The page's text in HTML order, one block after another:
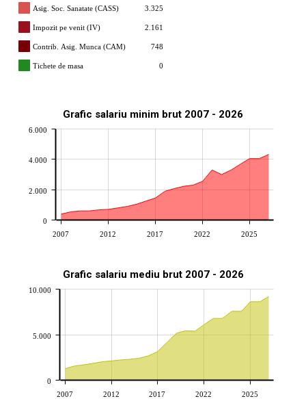
Asig. Soc. Sanatate (CASS) 3.325
Impozit pe venit (IV) 2.161
Contrib. Asig. Munca (CAM) 748
Tichete de masa 0
Grafic salariu minim brut 2007 - 2026
2007 2012 2017 2022 2025
0
2.000
4.000
6.000
Grafic salariu mediu brut 2007 - 2026
2007 2012 2017 2022 2025
0
5.000
10.000